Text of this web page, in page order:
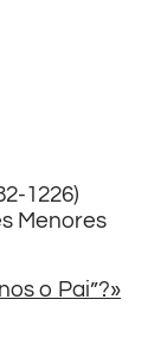
1226)
Menores
o Pai”?»